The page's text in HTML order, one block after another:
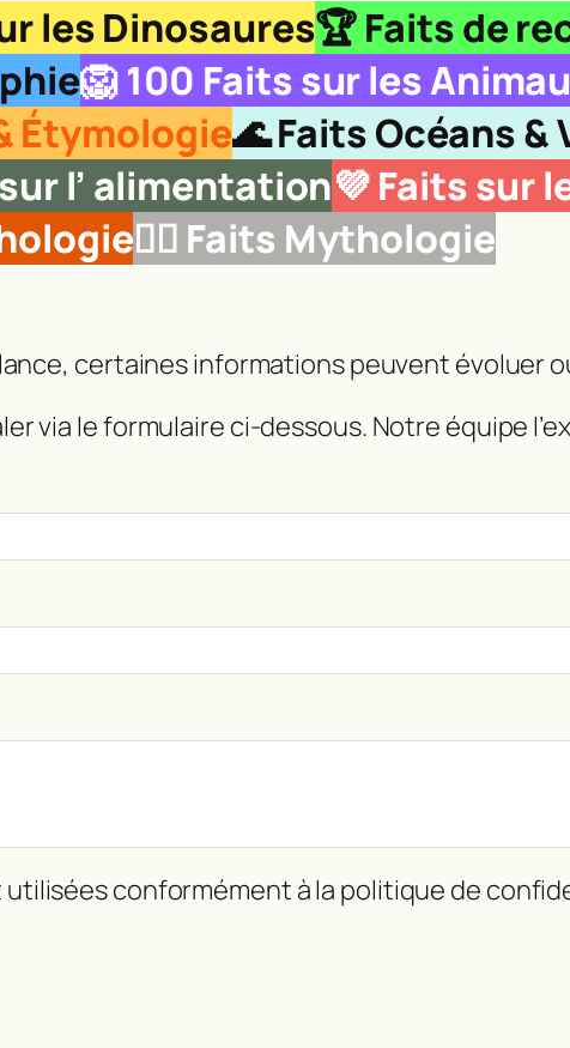
les Dinosaures🏆 Faits de
🦁100 Faits sur les
Étymologie🌊 Faits Océans &
l’ alimentation💜 Faits sur
🧜‍♂️ Faits Mythologie
certaines informations peuvent évoluer
via le formulaire ci‑dessous. Notre équipe
conformément à la politique de